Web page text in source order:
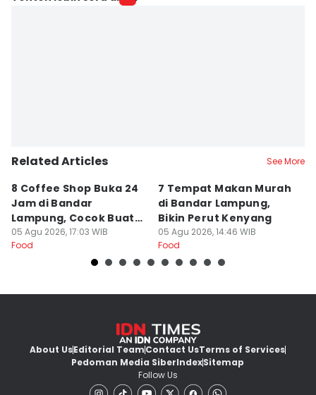
Related Articles See More
8 Coffee Shop Buka 24
Jam di Bandar
Lampung, Cocok Buat
Begadang
05 Agu 2026, 17:03 WIB
Food
7 Tempat Makan Murah
di Bandar Lampung,
Bikin Perut Kenyang
05 Agu 2026, 14:46 WIB
Food
About UsEditorial TeamContact UsTerms of Services
Pedoman Media SiberIndexSitemap
Follow Us